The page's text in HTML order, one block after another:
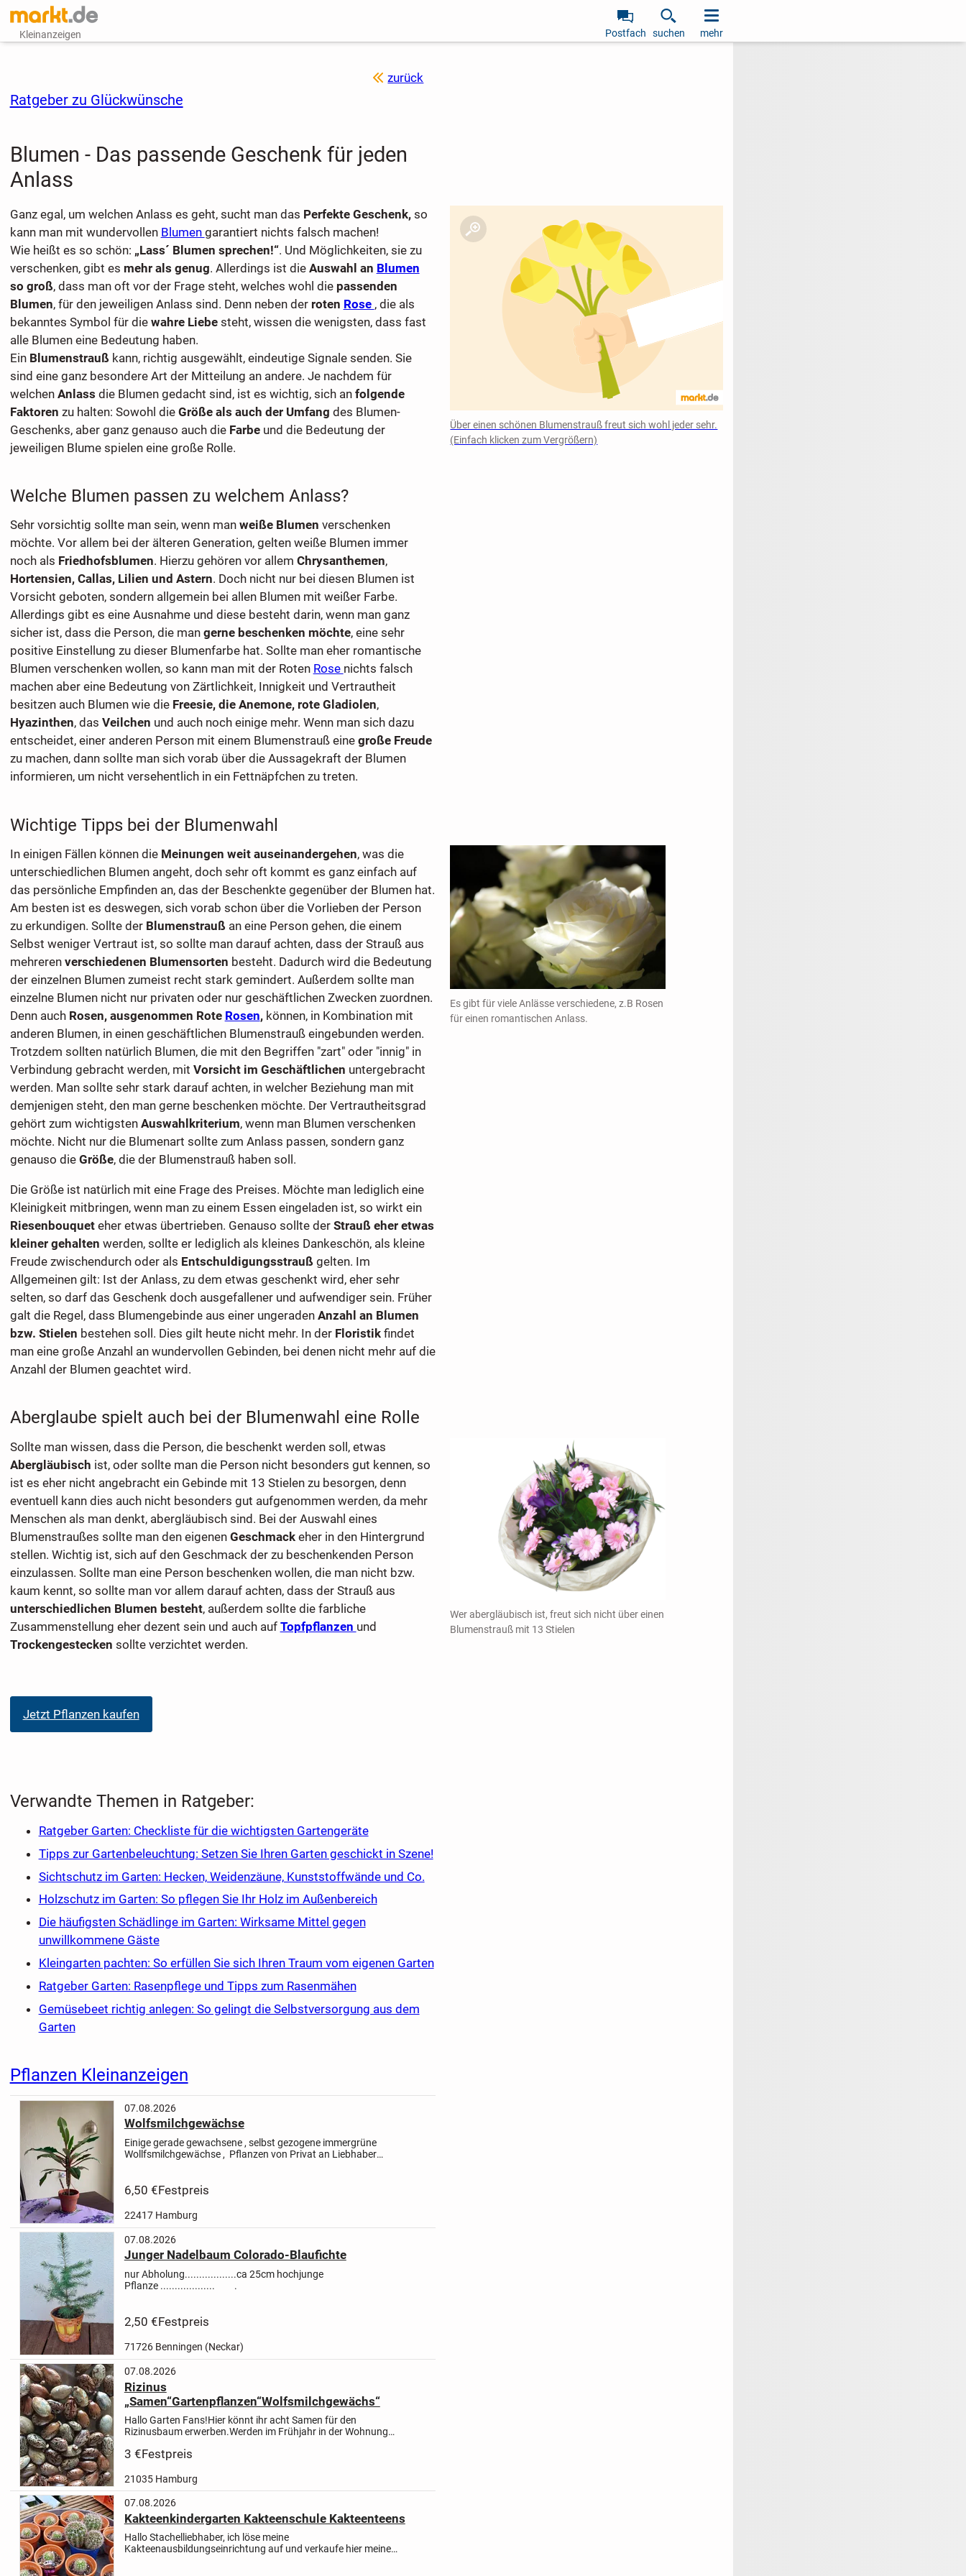
Kleinanzeigen Postfach suchen mehr
zurück
Ratgeber zu Glückwünsche
Blumen - Das passende Geschenk für jeden
Anlass
Über einen schönen Blumenstrauß freut sich wohl jeder sehr.
(Einfach klicken zum Vergrößern)
Ganz egal, um welchen Anlass es geht, sucht man das Perfekte Geschenk,so
kann man mit wundervollen Blumen garantiert nichts falsch machen!
Wie heißt es so schön: „Lass´ Blumen sprechen!“. Und Möglichkeiten, sie zu
verschenken, gibt es mehr als genug. Allerdings ist die Auswahl an Blumen
so groß, dass man oft vor der Frage steht, welches wohl die passenden
Blumen, für den jeweiligen Anlass sind. Denn neben der roten Rose , die als
bekanntes Symbol für die wahre Liebesteht, wissen die wenigsten, dass fast
alle Blumen eine Bedeutung haben.
Ein Blumenstrauß kann, richtig ausgewählt, eindeutige Signale senden. Sie
sind eine ganz besondere Art der Mitteilung an andere. Je nachdem für
welchen Anlass die Blumen gedacht sind, ist es wichtig, sich an folgende
Faktoren zu halten: Sowohl die Größe als auch der Umfang des Blumen-
Geschenks, aber ganz genauso auch die Farbe und die Bedeutung der
jeweiligen Blume spielen eine große Rolle.
Welche Blumen passen zu welchem Anlass?
Sehr vorsichtig sollte man sein, wenn man weiße Blumen verschenken
möchte. Vor allem bei der älteren Generation, gelten weiße Blumen immer
noch als Friedhofsblumen. Hierzu gehören vor allem Chrysanthemen,
Hortensien, Callas, Lilien und Astern. Doch nicht nur bei diesen Blumen ist
Vorsicht geboten, sondern allgemein bei allen Blumen mit weißer Farbe.
Allerdings gibt es eine Ausnahme und diese besteht darin, wenn man ganz
sicher ist, dass die Person, die man gerne beschenken möchte, eine sehr
positive Einstellung zu dieser Blumenfarbe hat. Sollte man eher romantische
Blumen verschenken wollen, so kann man mit der Roten Rose nichts falsch
machen aber eine Bedeutung von Zärtlichkeit, Innigkeit und Vertrautheit
besitzen auch Blumen wie dieFreesie, die Anemone, rote Gladiolen,
Hyazinthen, das Veilchen und auch noch einige mehr. Wenn man sich dazu
entscheidet, einer anderen Person mit einem Blumenstrauß eine große Freude
zu machen, dann sollte man sich vorab über die Aussagekraft der Blumen
informieren, um nicht versehentlich in ein Fettnäpfchen zu treten.
Wichtige Tipps bei der Blumenwahl
Es gibt für viele Anlässe verschiedene, z.B Rosen
für einen romantischen Anlass.
In einigen Fällen können die Meinungen weit auseinandergehen, was die
unterschiedlichen Blumen angeht, doch sehr oft kommt es ganz einfach auf
das persönliche Empfinden an, das der Beschenkte gegenüber der Blumen hat.
Am besten ist es deswegen, sich vorab schon über die Vorlieben der Person
zu erkundigen. Sollte der Blumenstrauß an eine Person gehen, die einem
Selbst weniger Vertraut ist, so sollte man darauf achten, dass der Strauß aus
mehreren verschiedenen Blumensorten besteht. Dadurch wird die Bedeutung
der einzelnen Blumen zumeist recht stark gemindert. Außerdem sollte man
einzelne Blumen nicht nur privaten oder nur geschäftlichen Zwecken zuordnen.
Denn auch Rosen, ausgenommen Rote Rosen,können, in Kombination mit
anderen Blumen, in einen geschäftlichen Blumenstrauß eingebunden werden.
Trotzdem sollten natürlich Blumen, die mit den Begriffen "zart" oder "innig" in
Verbindung gebracht werden, mit Vorsicht im Geschäftlichen untergebracht
werden. Man sollte sehr stark darauf achten, in welcher Beziehung man mit
demjenigen steht, den man gerne beschenken möchte. Der Vertrautheitsgrad
gehört zum wichtigsten Auswahlkriterium, wenn man Blumen verschenken
möchte. Nicht nur die Blumenart sollte zum Anlass passen, sondern ganz
genauso die Größe, die der Blumenstrauß haben soll.
Die Größe ist natürlich mit eine Frage des Preises. Möchte man lediglich eine
Kleinigkeit mitbringen, wenn man zu einem Essen eingeladen ist, so wirkt ein
Riesenbouquet eher etwas übertrieben. Genauso sollte der Strauß eher etwas
kleiner gehalten werden, sollte er lediglich als kleines Dankeschön, als kleine
Freude zwischendurch oder als Entschuldigungsstrauß gelten. Im
Allgemeinen gilt: Ist der Anlass, zu dem etwas geschenkt wird, eher sehr
selten, so darf das Geschenk doch ausgefallener und aufwendiger sein. Früher
galt die Regel, dass Blumengebinde aus einer ungeradenAnzahl an Blumen
bzw. Stielen bestehen soll. Dies gilt heute nicht mehr. In der Floristik findet
man eine große Anzahl an wundervollen Gebinden, bei denen nicht mehr auf die
Anzahl der Blumen geachtet wird.
Aberglaube spielt auch bei der Blumenwahl eine Rolle
Wer abergläubisch ist, freut sich nicht über einen
Blumenstrauß mit 13 Stielen
Sollte man wissen, dass die Person, die beschenkt werden soll, etwas
Abergläubisch ist, oder sollte man die Person nicht besonders gut kennen, so
ist es eher nicht angebracht ein Gebinde mit 13 Stielen zu besorgen, denn
eventuell kann dies auch nicht besonders gut aufgenommen werden, da mehr
Menschen als man denkt, abergläubisch sind. Bei der Auswahl eines
Blumenstraußes sollte man den eigenen Geschmack eher in den Hintergrund
stellen. Wichtig ist, sich auf den Geschmack der zu beschenkenden Person
einzulassen. Sollte man eine Person beschenken wollen, die man nicht bzw.
kaum kennt, so sollte man vor allem darauf achten, dass der Strauß aus
unterschiedlichen Blumen besteht, außerdem sollte die farbliche
Zusammenstellung eher dezent sein und auch auf Topfpflanzen und
Trockengestecken sollte verzichtet werden.
Jetzt Pflanzen kaufen
Verwandte Themen in Ratgeber:
Ratgeber Garten: Checkliste für die wichtigsten Gartengeräte
Tipps zur Gartenbeleuchtung: Setzen Sie Ihren Garten geschickt in Szene!
Sichtschutz im Garten: Hecken, Weidenzäune, Kunststoffwände und Co.
Holzschutz im Garten: So pflegen Sie Ihr Holz im Außenbereich
Die häufigsten Schädlinge im Garten: Wirksame Mittel gegen
unwillkommene Gäste
Kleingarten pachten: So erfüllen Sie sich Ihren Traum vom eigenen Garten
Ratgeber Garten: Rasenpflege und Tipps zum Rasenmähen
Gemüsebeet richtig anlegen: So gelingt die Selbstversorgung aus dem
Garten
Pflanzen Kleinanzeigen
07.08.2026
Wolfsmilchgewächse
Einige gerade gewachsene , selbst gezogene immergrüne
Wollfsmilchgewächse , Pflanzen von Privat an Liebhaber
6,50 €Festpreis
22417 Hamburg
07.08.2026
Junger Nadelbaum Colorado-Blaufichte
nur Abholung..................ca 25cm hochjunge
Pflanze ................... .
2,50 €Festpreis
71726 Benningen (Neckar)
07.08.2026
Rizinus
„Samen“Gartenpflanzen“Wolfsmilchgewächs“
Hallo Garten Fans!Hier könnt ihr acht Samen für den
Rizinusbaum erwerben.Werden im Frühjahr in der Wohnung
möglich!Der Wunderbaum oder Rizinus ist...
3 €Festpreis
21035 Hamburg
07.08.2026
Kakteenkindergarten Kakteenschule Kakteenteens
Hallo Stachelliebhaber, ich löse meine
Kakteenausbildungseinrichtung auf und verkaufe hier meine